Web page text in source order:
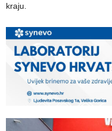
kraju.